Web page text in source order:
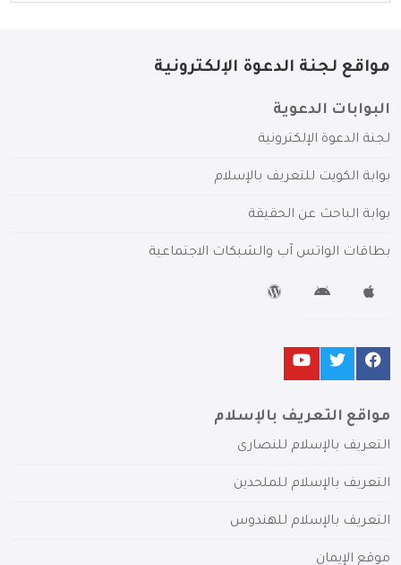
مواقع لجنة الدعوة الإلكترونية
البوابات الدعوية
لجنة الدعوة الإلكترونية
بوابة الكويت للتعريف بالإسلام
بوابة الباحث عن الحقيقة
بطاقات الواتس آب والشبكات الاجتماعية
مواقع التعريف بالإسلام
التعريف بالإسلام للنصارى
التعريف بالإسلام للملحدين
التعريف بالإسلام للهندوس
موقع الإيمان